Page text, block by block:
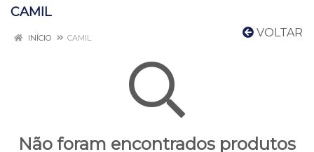
CAMIL
VOLTAR
INÍCIO CAMIL
Não foram encontrados produtos